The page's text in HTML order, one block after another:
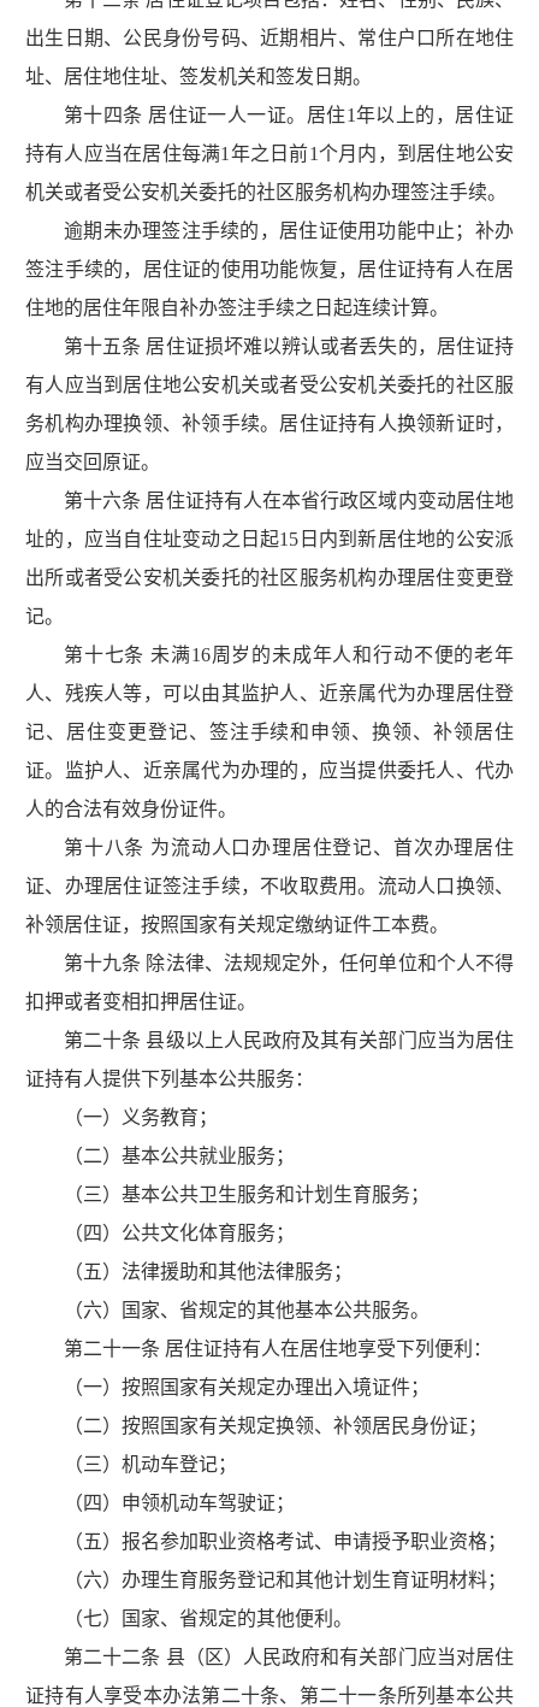
出生日期、公民身份号码、近期相片、常住户口所在地住
址、居住地住址、签发机关和签发日期。
第十四条 居住证一人一证。居住1年以上的，居住证
持有人应当在居住每满1年之日前1个月内，到居住地公安
机关或者受公安机关委托的社区服务机构办理签注手续。
逾期未办理签注手续的，居住证使用功能中止；补办
签注手续的，居住证的使用功能恢复，居住证持有人在居
住地的居住年限自补办签注手续之日起连续计算。
第十五条 居住证损坏难以辨认或者丢失的，居住证持
有人应当到居住地公安机关或者受公安机关委托的社区服
务机构办理换领、补领手续。居住证持有人换领新证时，
应当交回原证。
第十六条 居住证持有人在本省行政区域内变动居住地
址的，应当自住址变动之日起15日内到新居住地的公安派
出所或者受公安机关委托的社区服务机构办理居住变更登
记。
第十七条 未满16周岁的未成年人和行动不便的老年
人、残疾人等，可以由其监护人、近亲属代为办理居住登
记、居住变更登记、签注手续和申领、换领、补领居住
证。监护人、近亲属代为办理的，应当提供委托人、代办
人的合法有效身份证件。
第十八条 为流动人口办理居住登记、首次办理居住
证、办理居住证签注手续，不收取费用。流动人口换领、
补领居住证，按照国家有关规定缴纳证件工本费。
第十九条 除法律、法规规定外，任何单位和个人不得
扣押或者变相扣押居住证。
第二十条 县级以上人民政府及其有关部门应当为居住
证持有人提供下列基本公共服务：
（一）义务教育；
（二）基本公共就业服务；
（三）基本公共卫生服务和计划生育服务；
（四）公共文化体育服务；
（五）法律援助和其他法律服务；
（六）国家、省规定的其他基本公共服务。
第二十一条 居住证持有人在居住地享受下列便利：
（一）按照国家有关规定办理出入境证件；
（二）按照国家有关规定换领、补领居民身份证；
（三）机动车登记；
（四）申领机动车驾驶证；
（五）报名参加职业资格考试、申请授予职业资格；
（六）办理生育服务登记和其他计划生育证明材料；
（七）国家、省规定的其他便利。
第二十二条 县（区）人民政府和有关部门应当对居住
证持有人享受本办法第二十条、第二十一条所列基本公共